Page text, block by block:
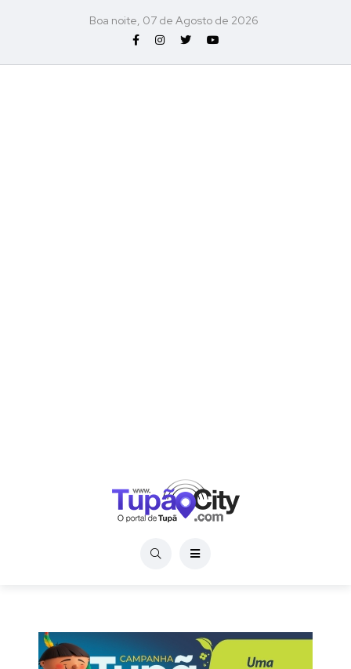
Boa noite, 07 de Agosto de 2026